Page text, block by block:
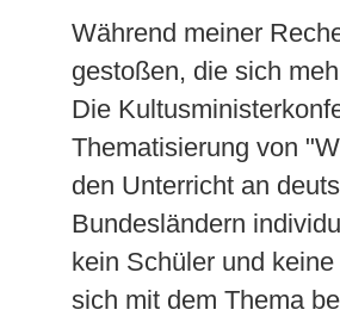
Während meiner
gestoßen, die sich
Die
Thematisierung von
den Unterricht an
Bundesländern
kein Schüler und
sich mit dem Thema